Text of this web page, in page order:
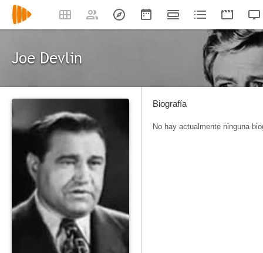
Joe Devlin
Biografía
No hay actualmente ninguna